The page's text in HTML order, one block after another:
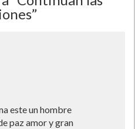
este un hombre
paz amor y gran